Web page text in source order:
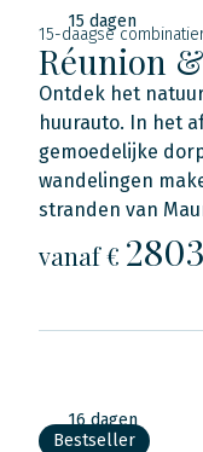
15 dagen
15-daagse
Réunion
Ontdek het
huurauto. In het
gemoedelijke
wandelingen
stranden van
vanaf € 2803
16 dagen
Bestseller